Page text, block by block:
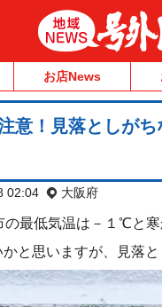
お店News
意！見落としが
02:04 大阪府
最低気温は－１℃と
と思いますが、見落